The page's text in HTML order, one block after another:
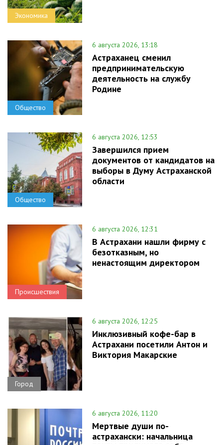
Экономика
Общество
6 августа 2026, 13:18
Астраханец сменил
предпринимательскую
деятельность на службу
Родине
Общество
6 августа 2026, 12:53
Завершился прием
документов от кандидатов на
выборы в Думу Астраханской
области
Происшествия
6 августа 2026, 12:31
В Астрахани нашли фирму с
безотказным, но
ненастоящим директором
Город
6 августа 2026, 12:25
Инклюзивный кофе-бар в
Астрахани посетили Антон и
Виктория Макарские
6 августа 2026, 11:20
Мертвые души по-
астрахански: начальница